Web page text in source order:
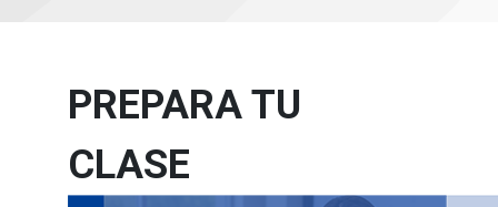
PREPARA TU
CLASE